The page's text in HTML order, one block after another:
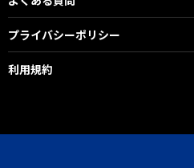
プライバシーポリシー
利用規約